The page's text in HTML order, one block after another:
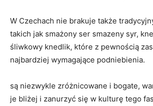
W Czechach nie brakuje także
takich jak smażony ser​ smazeny syr,
śliwkowy knedlik, które z pewnością
najbardziej wymagające podniebienia.
są ⁢niezwykle zróżnicowane⁤ i bogate,
je bliżej i zanurzyć się⁢ w kulturę tego